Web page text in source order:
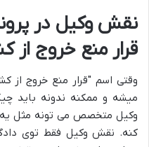
نقش وکیل در
قرار منع خروج از
وقتی اسم "قرار منع خروج از
میشه و ممکنه ندونه باید
وکیل متخصص می تونه مثل
کنه. نقش وکیل فقط توی